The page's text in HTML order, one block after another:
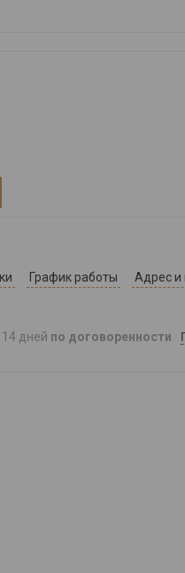
График работы Адрес и
дней по договоренности